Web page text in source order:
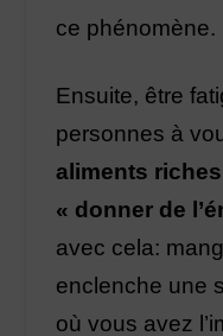
ce phénomène.
Ensuite, être
personnes à
aliments
« donner de
avec cela:
enclenche une
où vous avez